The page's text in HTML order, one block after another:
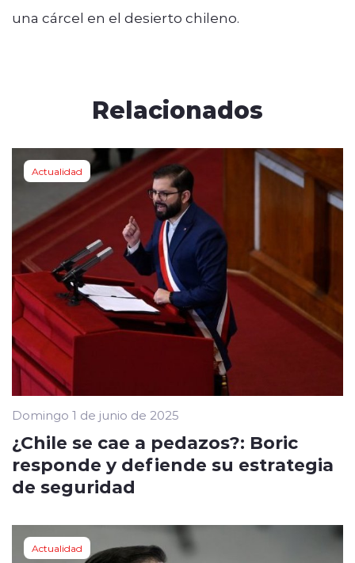
una cárcel en el desierto chileno.
Relacionados
Actualidad
Domingo 1 de junio de 2025
¿Chile se cae a pedazos?: Boric
responde y defiende su estrategia
de seguridad
Actualidad